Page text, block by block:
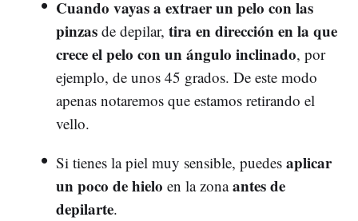
Cuando vayas a extraer un pelo con las
pinzas de depilar, tira en dirección en la que
crece el pelo con un ángulo inclinado, por
ejemplo, de unos 45 grados. De este modo
apenas notaremos que estamos retirando el
vello.
Si tienes la piel muy sensible, puedes aplicar
un poco de hielo en la zonaantes de
depilarte.